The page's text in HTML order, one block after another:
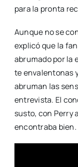
para la pronta
Aunque no se
explicó que la
abrumado por la
te envalentonas
abruman las
entrevista. El
susto, con Perry
encontraba bien.